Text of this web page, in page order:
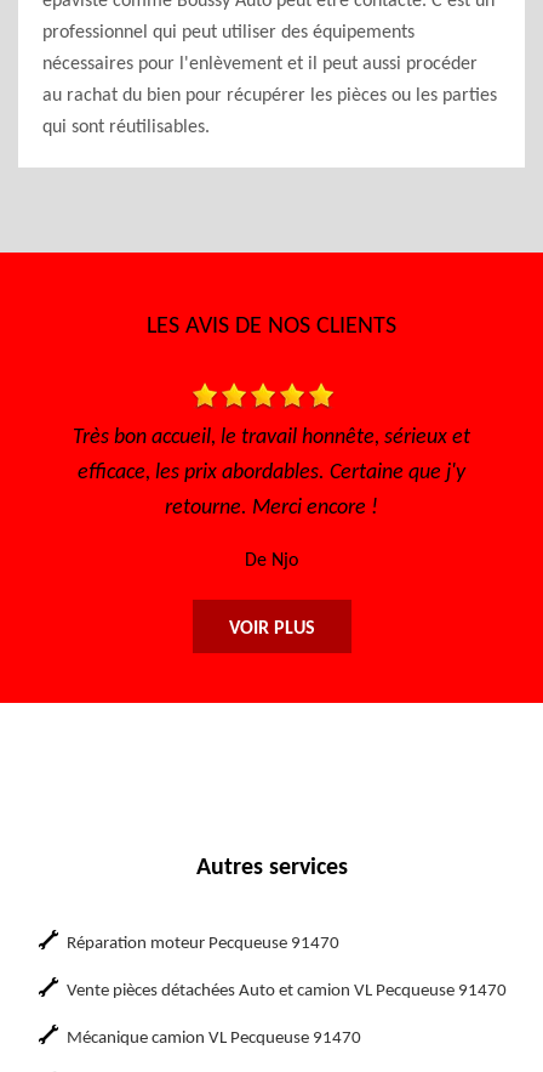
professionnel qui peut utiliser des équipements
nécessaires pour l'enlèvement et il peut aussi procéder
au rachat du bien pour récupérer les pièces ou les parties
qui sont réutilisables.
LES AVIS DE NOS CLIENTS
Très bon accueil, rapide pour avoir un rendez
l'écoute Disponible, sérieux et efficace... Merci
encore à toute l'équipe.
De Maryse
VOIR PLUS
Autres services
Réparation moteur Pecqueuse 91470
Vente pièces détachées Auto et camion VL Pecqueuse 91470
Mécanique camion VL Pecqueuse 91470